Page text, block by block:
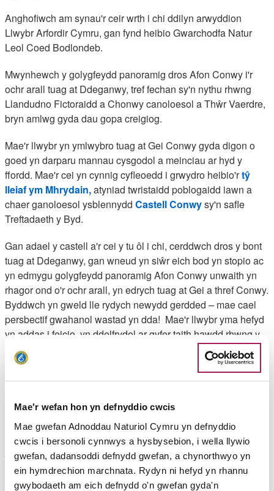
Mae'r wefan hon yn defnyddio cwcis
Mae gwefan Adnoddau Naturiol Cymru yn defnyddio
cwcis i bersonoli cynnwys a hysbysebion, i wella llywio
gwefan, dadansoddi defnydd gwefan, a chynorthwyo yn
ein hymdrechion marchnata. Rydyn ni hefyd yn rhannu
gwybodaeth am eich defnydd o'n gwefan gyda'n
Anghofiwch am synau'r ceir wrth i chi ddilyn arwyddion
Llwybr Arfordir Cymru, gan fynd heibio Gwarchodfa Natur
Leol Coed Bodlondeb.
Mwynhewch y golygfeydd panoramig dros Afon Conwy i'r
ochr arall tuag at Ddeganwy, tref fechan sy'n nythu rhwng
Llandudno Fictoraidd a Chonwy canoloesol a Thŵr Vaerdre,
bryn amlwg gyda dau gopa creigiog.
Mae'r llwybr yn ymlwybro tuag at Gei Conwy gyda digon o
goed yn darparu mannau cysgodol a meinciau ar hyd y
ffordd. Mae'r cei yn cynnig cyfleoedd i grwydro heibio'rtŷ
lleiaf ym Mhrydain,atyniad twristaidd poblogaidd iawn a
chaer ganoloesol ysblennydd Castell Conwysy'n safle
Treftadaeth y Byd.
Gan adael y castell a'r cei y tu ôl i chi, cerddwch dros y bont
tuag at Ddeganwy, gan wneud yn siŵr eich bod yn stopio ac
yn edmygu golygfeydd panoramig Afon Conwy unwaith yn
rhagor ond o'r ochr arall, yn edrych tuag at Gei a thref Conwy.
Byddwch yn gweld lle rydych newydd gerdded – mae cael
persbectif gwahanol wastad yn dda! Mae'r llwybr yma hefyd
yn addas i feicio, yn ddelfrydol ar gyfer taith hawdd rhwng y
ddwy dref.
Uchafbwyntiau'r daith
Uchafbwyntiau Swyddog Llwybr Arfordir Cymru, Gruff Owen:
"Dyma daith gerdded wych i fwynhau rhai o'r golygfeydd
gorau ar adran arfordir Gogledd Cymru o'r llwybr sy'n
byrlymu â diwylliant a'r dreftadaeth sy'n rhan annatod o'r
ardal hon. Byddwch eisiau archwilio mwy o'r hyn sydd gan yr